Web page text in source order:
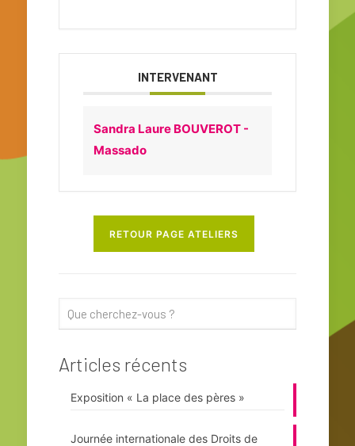
INTERVENANT
Sandra Laure BOUVEROT -
Massado
RETOUR PAGE ATELIERS
Articles récents
Exposition « La place des pères »
Journée internationale des Droits de